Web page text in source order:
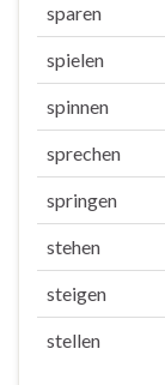
sparen
spielen
spinnen
sprechen
springen
stehen
steigen
stellen